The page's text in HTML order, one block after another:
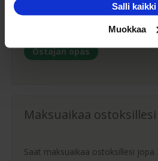
Salli kaikki
Muokkaa
Lue osto-oppaastamme miten
jenkkisängyn ja patjan.
Ostajan opas
Maksuaikaa ostoksillesi
Saat maksuaikaa ostoksillesi jopa